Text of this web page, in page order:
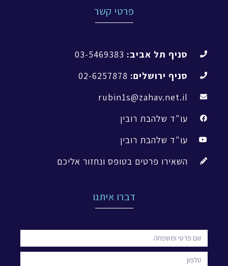
פרטי קשר
סניף תל אביב:
סניף ירושלים:
rubin1s@zahav.net.il
עו"ד שלהבת רובין
עו"ד שלהבת רובין
השאירו פרטים בטופס ונחזור אליכם
דברו איתנו